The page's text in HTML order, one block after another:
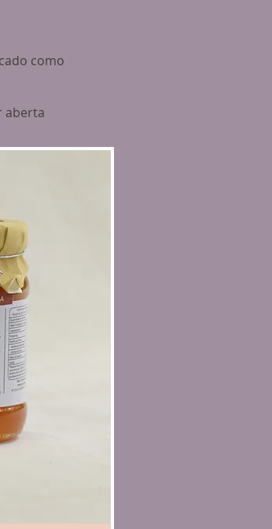
como
aberta